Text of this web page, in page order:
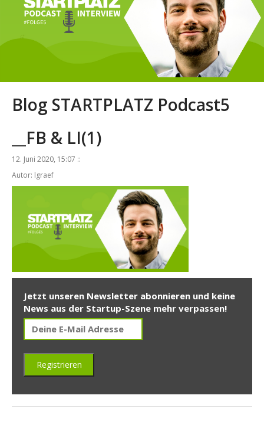
Blog STARTPLATZ Podcast5
__FB & LI(1)
12. Juni 2020, 15:07 ::
Autor: lgraef
Jetzt unseren Newsletter abonnieren und keine
News aus der Startup-Szene mehr verpassen!